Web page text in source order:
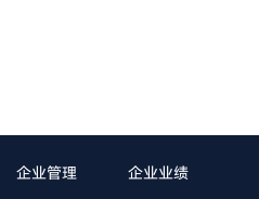
企业管理 企业业绩